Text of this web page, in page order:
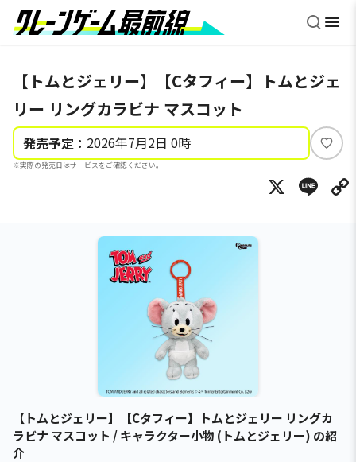
【トムとジェリー】【Cタフィー】トムとジェ
リー リングカラビナ マスコット
発売予定： 2026年7月2日 0時
※実際の発売日はサービスをご確認ください。
い
ね
X
【トムとジェリー】【Cタフィー】トムとジェリー リングカ
ラビナ マスコット / キャラクター小物 (トムとジェリー) の紹
介